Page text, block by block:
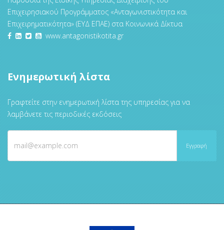
Επιχειρησιακού Προγράμματος «Ανταγωνιστικότητα και
Επιχειρηματικότητα» (ΕΥΔ ΕΠΑΕ) στα Κοινωνικά Δίκτυα
www.antagonistikotita.gr
Ενημερωτική λίστα
Γραφτείτε στην ενημερωτική λίστα της υπηρεσίας για να
λαμβάνετε τις περιοδικές εκδόσεις